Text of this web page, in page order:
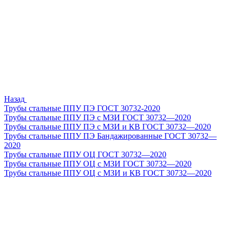
Назад
Трубы стальные ППУ ПЭ ГОСТ 30732-2020
Трубы стальные ППУ ПЭ с МЗИ ГОСТ 30732—2020
Трубы стальные ППУ ПЭ с МЗИ и КВ ГОСТ 30732—2020
Трубы стальные ППУ ПЭ Бандажированные ГОСТ 30732—
2020
Трубы стальные ППУ ОЦ ГОСТ 30732—2020
Трубы стальные ППУ ОЦ с МЗИ ГОСТ 30732—2020
Трубы стальные ППУ ОЦ с МЗИ и КВ ГОСТ 30732—2020